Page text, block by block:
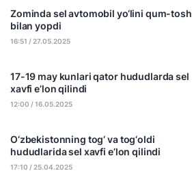
Zominda sel avtomobil yo‘lini qum-tosh
bilan yopdi
16:51 / 27.05.2025
17-19 may kunlari qator hududlarda sel
xavfi e’lon qilindi
12:00 / 16.05.2025
O‘zbekistonning tog‘ va tog‘oldi
hududlarida sel xavfi e’lon qilindi
17:10 / 25.04.2025